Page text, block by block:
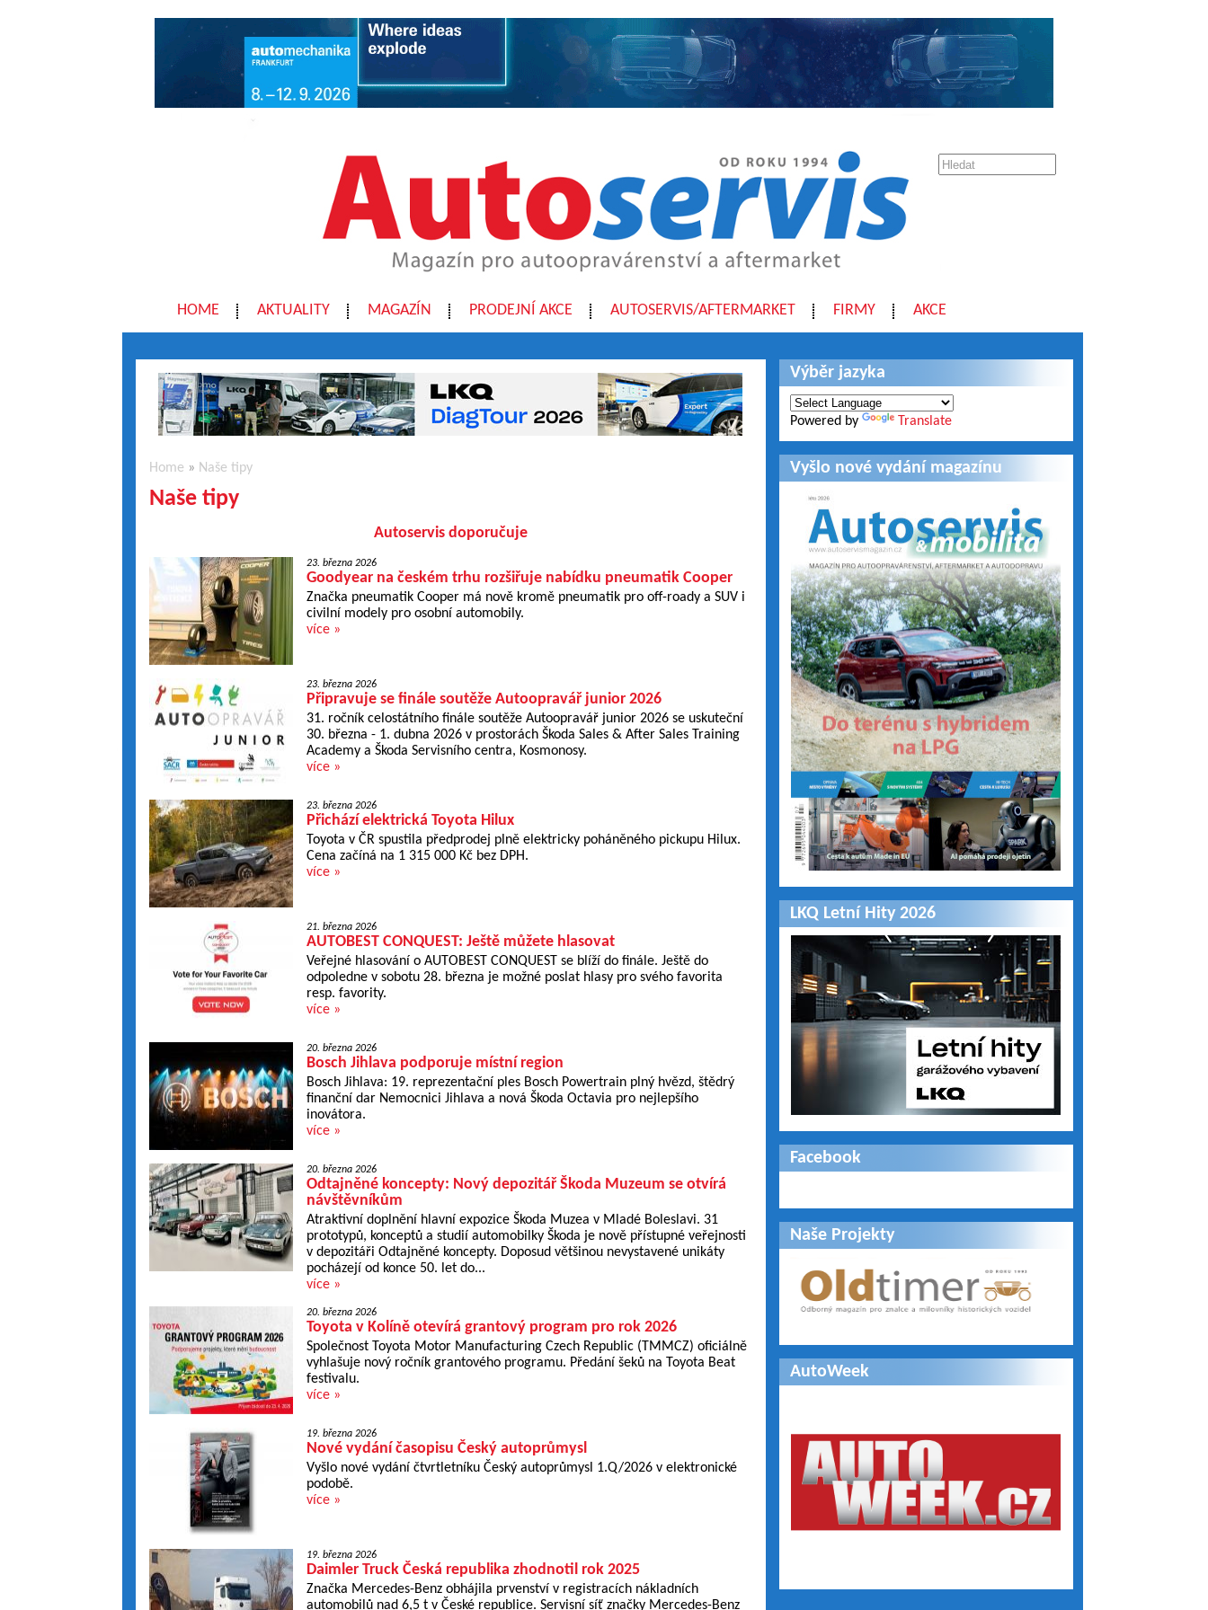
HOME AKTUALITY MAGAZÍN PRODEJNÍ AKCE AUTOSERVIS/AFTERMARKET FIRMY AKCE
Home » Naše tipy
Naše tipy
Autoservis doporučuje
23. března 2026
Goodyear na českém trhu rozšiřuje nabídku pneumatik Cooper
Značka pneumatik Cooper má nově kromě pneumatik pro off-roady a SUV i
civilní modely pro osobní automobily.
více »
23. března 2026
Připravuje se finále soutěže Autoopravář junior 2026
31. ročník celostátního finále soutěže Autoopravář junior 2026 se uskuteční
30. března - 1. dubna 2026 v prostorách Škoda Sales & After Sales Training
Academy a Škoda Servisního centra, Kosmonosy.
více »
23. března 2026
Přichází elektrická Toyota Hilux
Toyota v ČR spustila předprodej plně elektricky poháněného pickupu Hilux.
Cena začíná na 1 315 000 Kč bez DPH.
více »
21. března 2026
AUTOBEST CONQUEST: Ještě můžete hlasovat
Veřejné hlasování o AUTOBEST CONQUEST se blíží do finále. Ještě do
odpoledne v sobotu 28. března je možné poslat hlasy pro svého favorita
resp. favority.
více »
20. března 2026
Bosch Jihlava podporuje místní region
Bosch Jihlava: 19. reprezentační ples Bosch Powertrain plný hvězd, štědrý
finanční dar Nemocnici Jihlava a nová Škoda Octavia pro nejlepšího
inovátora.
více »
20. března 2026
Odtajněné koncepty: Nový depozitář Škoda Muzeum se otvírá
návštěvníkům
Atraktivní doplnění hlavní expozice Škoda Muzea v Mladé Boleslavi. 31
prototypů, konceptů a studií automobilky Škoda je nově přístupné veřejnosti
v depozitáři Odtajněné koncepty. Doposud většinou nevystavené unikáty
pocházejí od konce 50. let do...
více »
20. března 2026
Toyota v Kolíně otevírá grantový program pro rok 2026
Společnost Toyota Motor Manufacturing Czech Republic (TMMCZ) oficiálně
vyhlašuje nový ročník grantového programu. Předání šeků na Toyota Beat
festivalu.
více »
19. března 2026
Nové vydání časopisu Český autoprůmysl
Vyšlo nové vydání čtvrtletníku Český autoprůmysl 1.Q/2026 v elektronické
podobě.
více »
19. března 2026
Daimler Truck Česká republika zhodnotil rok 2025
Značka Mercedes-Benz obhájila prvenství v registracích nákladních
automobilů nad 6,5 t v České republice. Servisní síť značky Mercedes-Benz
Výběr jazyka
Powered by Translate
Vyšlo nové vydání magazínu
LKQ Letní Hity 2026
Facebook
Naše Projekty
AutoWeek